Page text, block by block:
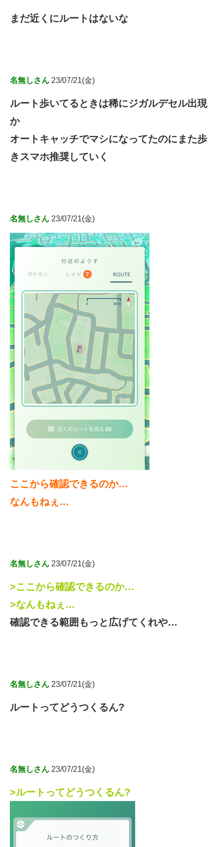
まだ近くにルートはないな
名無しさん 23/07/21(金)
ルート歩いてるときは稀にジガルデセル出現
か
オートキャッチでマシになってたのにまた歩
きスマホ推奨していく
名無しさん 23/07/21(金)
ここから確認できるのか…
なんもねぇ…
名無しさん 23/07/21(金)
>ここから確認できるのか…
>なんもねぇ…
確認できる範囲もっと広げてくれや…
名無しさん 23/07/21(金)
ルートってどうつくるん?
名無しさん 23/07/21(金)
>ルートってどうつくるん?